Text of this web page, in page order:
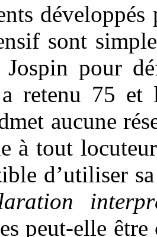
sont
pour
retenu 75 et
aucune
à tout
d’utiliser
peut-elle